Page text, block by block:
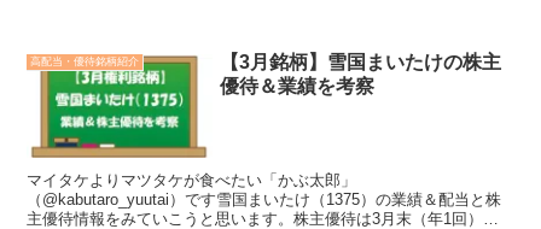
高配当・優待銘柄紹介
【3月銘柄】雪国まいたけの株主
優待＆業績を考察
マイタケよりマツタケが食べたい「かぶ太郎」
（@kabutaro_yuutai）です雪国まいたけ（1375）の業績＆配当と株
主優待情報をみていこうと思います。株主優待は3月末（年1回）が